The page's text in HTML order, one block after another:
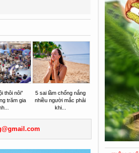
thôi nôi”
trăm gia
5 sai lầm chống nắng
nhiều người mắc phải
khi...